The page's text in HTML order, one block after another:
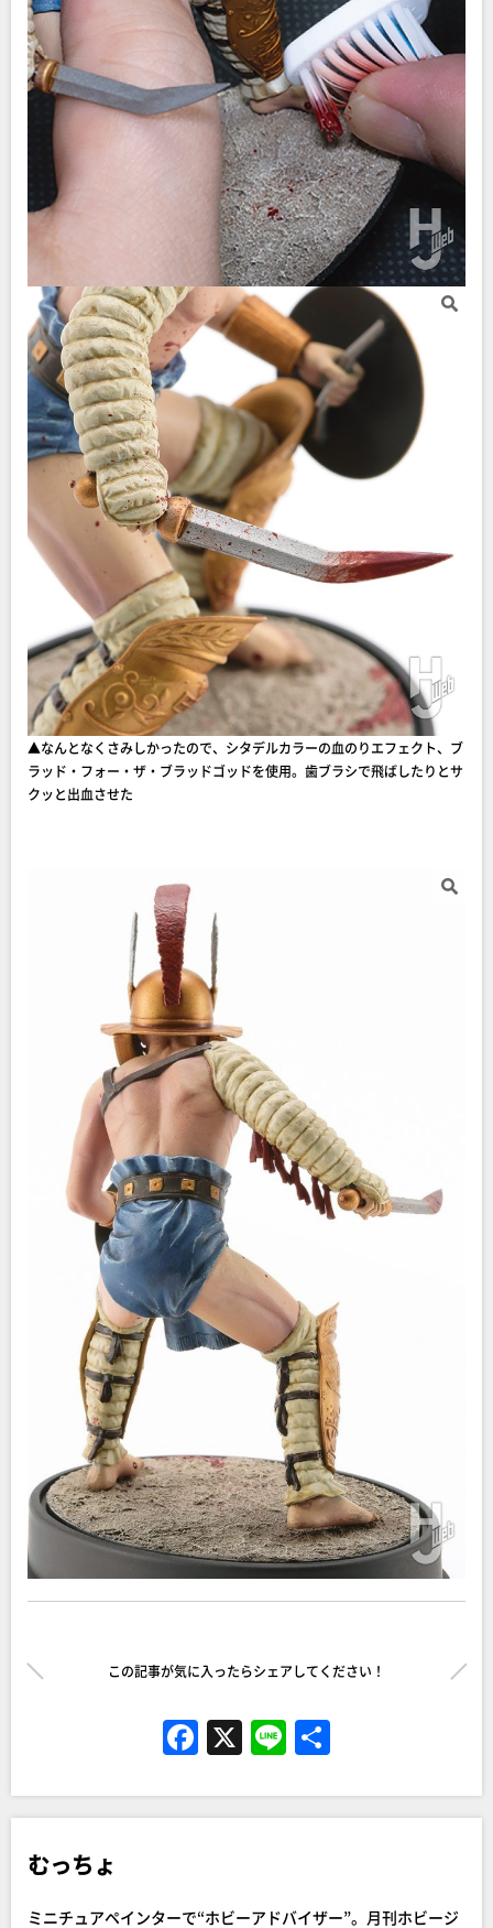
▲なんとなくさみしかったので、シタデルカラーの血のりエフェクト、ブ
ラッド・フォー・ザ・ブラッドゴッドを使用。歯ブラシで飛ばしたりとサ
クッと出血させた
この記事が気に入ったらシェアしてください！
F
a
c
o
X Li
n
e
むっちょ
ミニチュアペインターで“ホビーアドバイザー”。月刊ホビージ